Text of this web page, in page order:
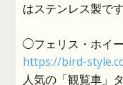
はステンレス製です
◯フェリス・ホイ
https://bird-
人気の「観覧車」